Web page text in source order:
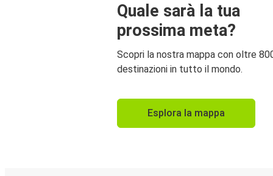
Quale sarà la tua
prossima meta?
Scopri la nostra mappa con oltre
destinazioni in tutto il mondo.
Esplora la mappa